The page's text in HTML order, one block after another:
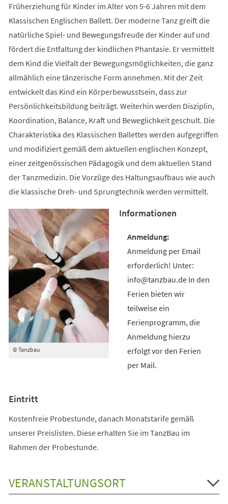
Früherziehung für Kinder im Alter von 5-6 Jahren mit dem
Klassischen Englischen Ballett. Der moderne Tanz greift die
natürliche Spiel- und Bewegungsfreude der Kinder auf und
fördert die Entfaltung der kindlichen Phantasie. Er vermittelt
dem Kind die Vielfalt der Bewegungsmöglichkeiten, die ganz
allmählich eine tänzerische Form annehmen. Mit der Zeit
entwickelt das Kind ein Körperbewusstsein, dass zur
Persönlichkeitsbildung beiträgt. Weiterhin werden Disziplin,
Koordination, Balance, Kraft und Beweglichkeit geschult. Die
Charakteristika des Klassischen Ballettes werden aufgegriffen
und modifiziert gemäß dem aktuellen englischen Konzept,
einer zeitgenössischen Pädagogik und dem aktuellen Stand
der Tanzmedizin. Die Vorzüge des Haltungsaufbaus wie auch
die klassische Dreh- und Sprungtechnik werden vermittelt.
© Tanzbau
Informationen
Anmeldung per Email
erforderlich! Unter:
info@tanzbau.de In den
Ferien bieten wir
teilweise ein
Ferienprogramm, die
Anmeldung hierzu
erfolgt vor den Ferien
per Mail.
Eintritt
Kostenfreie Probestunde, danach Monatstarife gemäß
unserer Preislisten. Diese erhalten Sie im TanzBau im
Rahmen der Probestunde.
VERANSTALTUNGSORT